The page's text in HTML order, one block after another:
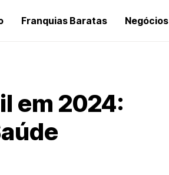
Franquias Baratas Negócios
em 2024: